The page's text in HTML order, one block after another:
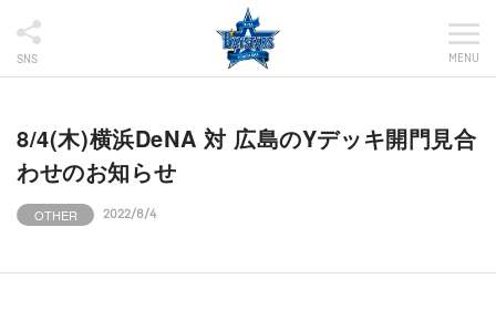
SNS MENU
8/4(木)横浜DeNA 対 広島のYデッキ開門見合
わせのお知らせ
OTHER 2022/8/4